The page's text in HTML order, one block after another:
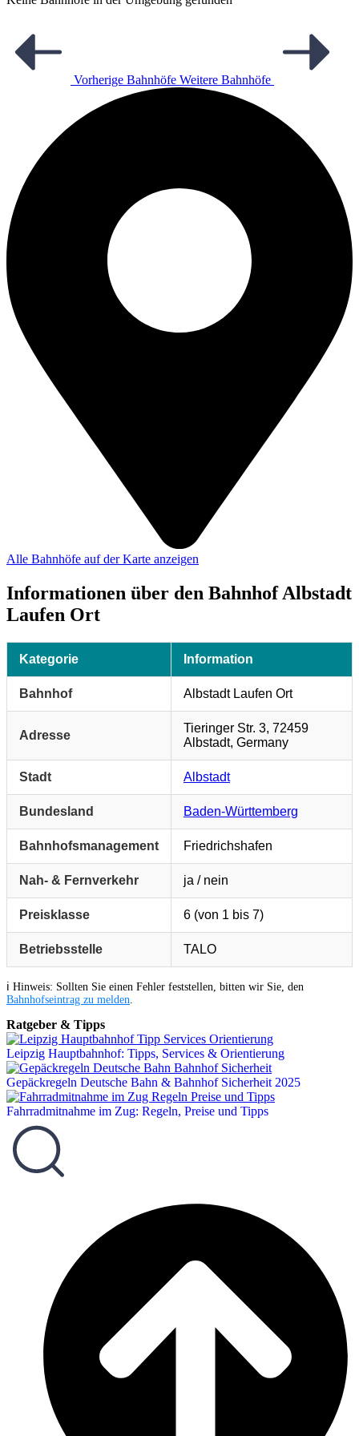
Vorherige Bahnhöfe Weitere Bahnhöfe
Alle Bahnhöfe auf der Karte anzeigen
Informationen über den Bahnhof Albstadt
Laufen Ort
Kategorie Information
Bahnhof Albstadt Laufen Ort
Adresse
Tieringer Str. 3, 72459
Albstadt, Germany
Stadt Albstadt
Bundesland Baden-Württemberg
Bahnhofsmanagement Friedrichshafen
Nah- & Fernverkehr ja / nein
Preisklasse 6 (von 1 bis 7)
Betriebsstelle TALO
ℹ️ Hinweis: Sollten Sie einen Fehler feststellen, bitten wir Sie, den
Bahnhofseintrag zu melden
Ratgeber & Tipps
Leipzig Hauptbahnhof: Tipps, Services & Orientierung
Gepäckregeln Deutsche Bahn & Bahnhof Sicherheit 2025
Fahrradmitnahme im Zug: Regeln, Preise und Tipps